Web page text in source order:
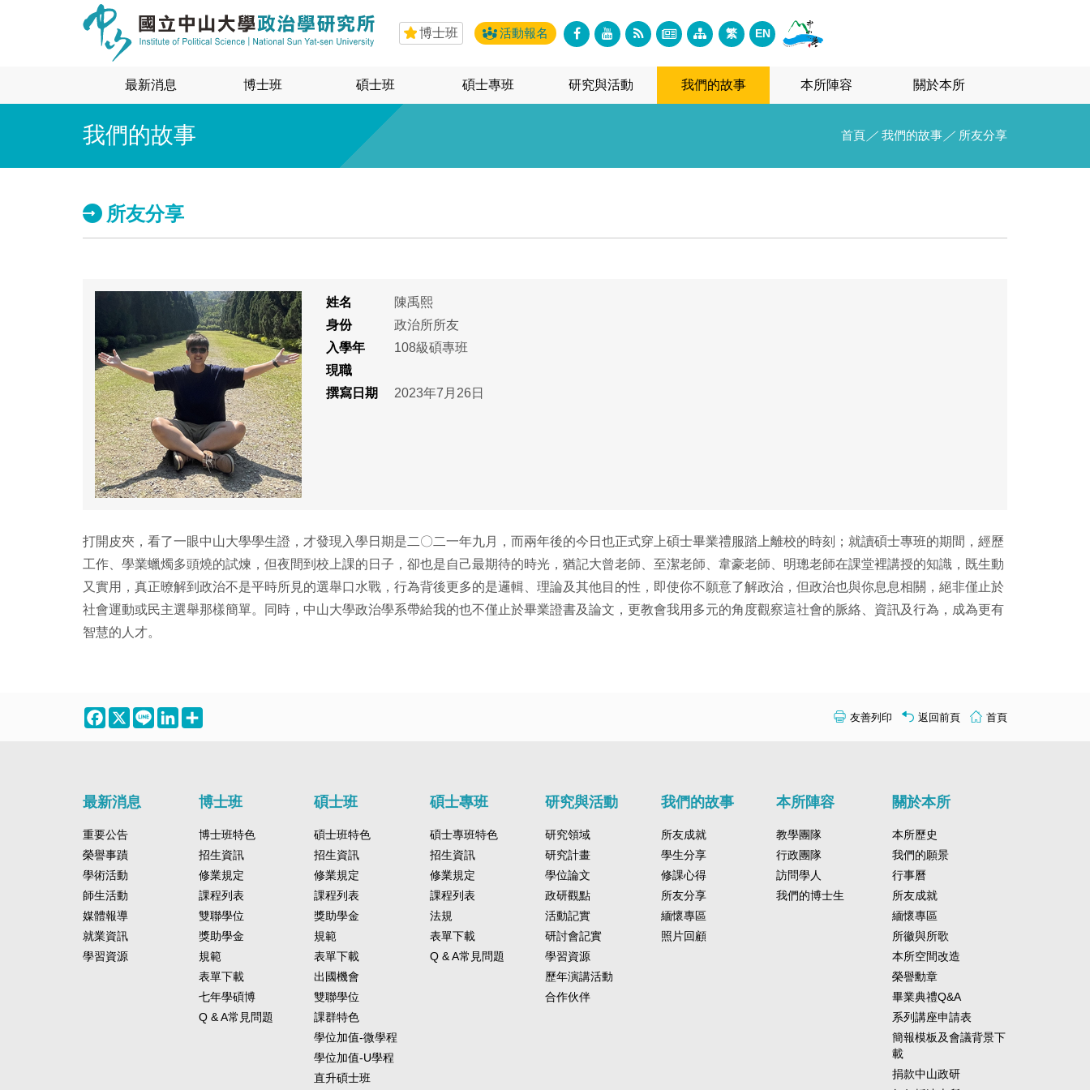
博士班 活動報名 繁 EN
最新消息 博士班 碩士班 碩士專班 研究與活動 我們的故事 本所陣容 關於本所
我們的故事 首頁 ／ 我們的故事 ／ 所友分享
所友分享
姓名
陳禹熙
身份
政治所所友
入學年
108級碩專班
現職
撰寫日期
2023年7月26日
打開皮夾，看了一眼中山大學學生證，才發現入學日期是二〇二一年九月，而兩年後的今日也正式穿上碩士畢業禮服踏上離校的時刻；就讀碩士專班的期間，經歷
工作、學業蠟燭多頭燒的試煉，但夜間到校上課的日子，卻也是自己最期待的時光，猶記大曾老師、至潔老師、韋豪老師、明璁老師在課堂裡講授的知識，既生動
又實用，真正暸解到政治不是平時所見的選舉口水戰，行為背後更多的是邏輯、理論及其他目的性，即使你不願意了解政治，但政治也與你息息相關，絕非僅止於
社會運動或民主選舉那樣簡單。同時，中山大學政治學系帶給我的也不僅止於畢業證書及論文，更教會我用多元的角度觀察這社會的脈絡、資訊及行為，成為更有
智慧的人才。
Facebook
X Line LinkedIn 友善列印 返回前頁 首頁
最新消息
重要公告
榮譽事蹟
學術活動
師生活動
媒體報導
就業資訊
學習資源
博士班
博士班特色
招生資訊
修業規定
課程列表
雙聯學位
獎助學金
規範
表單下載
七年學碩博
Q & A常見問題
碩士班
碩士班特色
招生資訊
修業規定
課程列表
獎助學金
規範
表單下載
出國機會
雙聯學位
課群特色
學位加值-微學程
學位加值-U學程
直升碩士班
碩士專班
碩士專班特色
招生資訊
修業規定
課程列表
法規
表單下載
Q & A常見問題
研究與活動
研究領域
研究計畫
學位論文
政研觀點
活動記實
研討會記實
學習資源
歷年演講活動
合作伙伴
我們的故事
所友成就
學生分享
修課心得
所友分享
緬懷專區
照片回顧
本所陣容
教學團隊
行政團隊
訪問學人
我們的博士生
關於本所
本所歷史
我們的願景
行事曆
所友成就
緬懷專區
所徽與所歌
本所空間改造
榮譽勳章
畢業典禮Q&A
系列講座申請表
簡報模板及會議背景下
載
捐款中山政研